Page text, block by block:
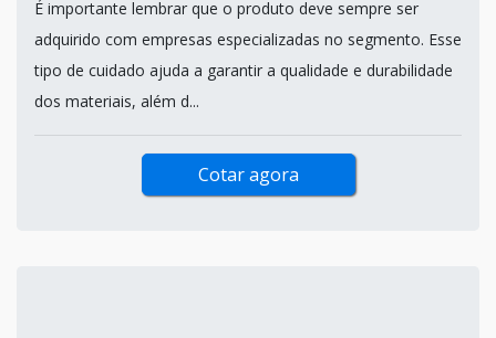
É importante lembrar que o produto deve sempre ser
adquirido com empresas especializadas no segmento. Esse
tipo de cuidado ajuda a garantir a qualidade e durabilidade
dos materiais, além d...
Cotar agora